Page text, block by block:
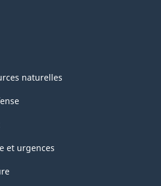
naturelles
et urgences